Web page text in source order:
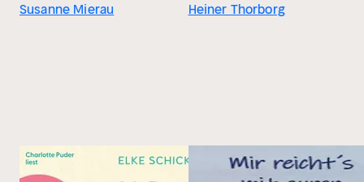
Susanne Mierau
Heiner Thorborg